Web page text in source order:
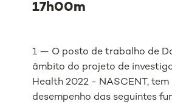
17h00m
1 — O posto de trabalho de
âmbito do projeto de
Health 2022 - NASCENT, tem
desempenho das seguintes